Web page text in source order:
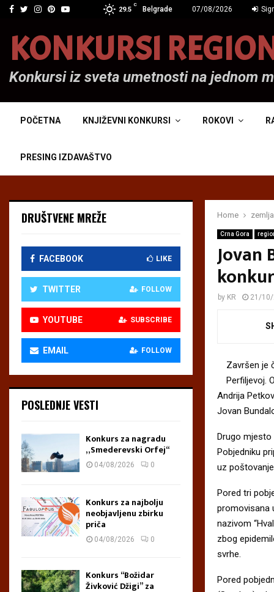
Facebook
Twitter
Instagram
Pinterest
Youtube 29.5
C
Belgrade 07/08/2026
KONKURSI
Konkursi iz sveta umetnosti na jednom
POČETNA KNJIŽEVNI KONKURSI ROKOVI
PRESING IZDAVAŠTVO
Home zemlja
Crna Gora
Jovan
by KR 21/10/
Završen je
Perfiljevoj.
Andrija
Jovan
Drugo mjesto
Pobjedniku
uz
Pored tri
promovisana
nazivom
zbog
svrhe.
Pored
DRUŠTVENE MREŽE
FACEBOOK LIKE
TWITTER FOLLOW
YOUTUBE SUBSCRIBE
EMAIL FOLLOW
POSLEDNJE VESTI
Konkurs za nagradu
„Smederevski Orfej“
04/08/2026 0
Konkurs za najbolju
neobjavljenu zbirku
priča
04/08/2026 0
Konkurs “Božidar
Živković Džigi” za